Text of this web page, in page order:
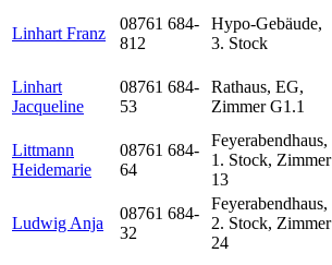
Linhart Franz
08761 684-
812
Hypo-Gebäude,
3. Stock
Linhart
Jacqueline
08761 684-
53
Rathaus, EG,
Zimmer G1.1
Littmann
Heidemarie
08761 684-
64
Feyerabendhaus,
1. Stock, Zimmer
13
Ludwig Anja
08761 684-
32
Feyerabendhaus,
2. Stock, Zimmer
24